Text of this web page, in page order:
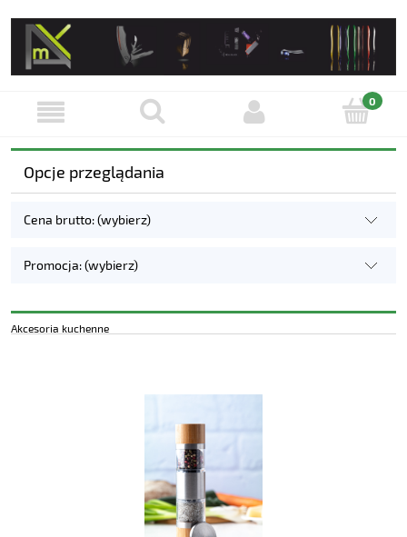
Opcje przeglądania
Cena brutto: (wybierz)
Promocja: (wybierz)
Akcesoria kuchenne